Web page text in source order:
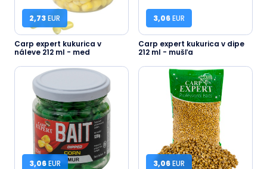
2,73EUR
Carp expert kukurica v
náleve 212 ml - med
3,06EUR
Carp expert kukurica v dipe
212 ml - mušľa
3,06EUR 3,06EUR